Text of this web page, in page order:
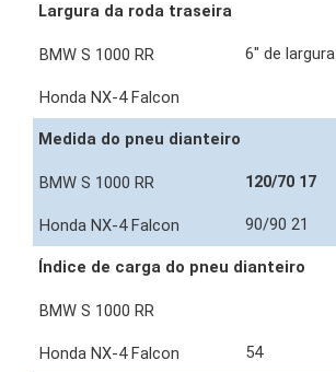
Largura da roda traseira
6" de largura
Medida do pneu dianteiro
120/70 17
90/90 21
Índice de carga do pneu dianteiro
54